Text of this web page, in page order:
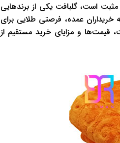
است، گلبافت يکي از برندهايي
خريداران عمده، فرصتي طلايي براي
قيمت‌ها و مزاياي خريد مستقيم از